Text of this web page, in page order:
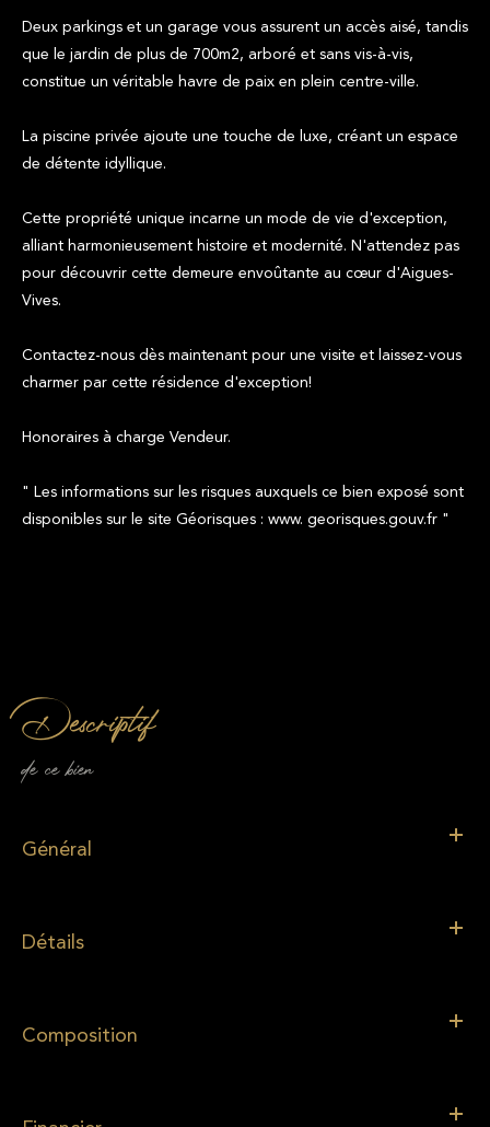
Deux parkings et un garage vous assurent un accès aisé, tandis
que le jardin de plus de 700m2, arboré et sans vis-à-vis,
constitue un véritable havre de paix en plein centre-ville.
La piscine privée ajoute une touche de luxe, créant un espace
de détente idyllique.
Cette propriété unique incarne un mode de vie d'exception,
alliant harmonieusement histoire et modernité. N'attendez pas
pour découvrir cette demeure envoûtante au cœur d'Aigues-
Vives.
Contactez-nous dès maintenant pour une visite et laissez-vous
charmer par cette résidence d'exception!
Honoraires à charge Vendeur.
" Les informations sur les risques auxquels ce bien exposé sont
disponibles sur le site Géorisques : www. georisques.gouv.fr "
descriptif
de ce bien
Général
Détails
Composition